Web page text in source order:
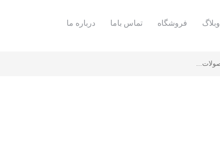
وبلاگ فروشگاه تماس باما درباره ما